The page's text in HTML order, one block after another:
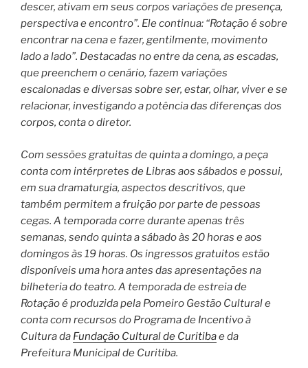
descer, ativam em seus corpos variações de presença,
perspectiva e encontro”. Ele continua: “Rotação é sobre
encontrar na cena e fazer, gentilmente, movimento
lado a lado”. Destacadas no entre da cena, as escadas,
que preenchem o cenário, fazem variações
escalonadas e diversas sobre ser, estar, olhar, viver e se
relacionar, investigando a potência das diferenças dos
corpos, conta o diretor.
Com sessões gratuitas de quinta a domingo, a peça
conta com intérpretes de Libras aos sábados e possui,
em sua dramaturgia, aspectos descritivos, que
também permitem a fruição por parte de pessoas
cegas. A temporada corre durante apenas três
semanas, sendo quinta a sábado às 20 horas e aos
domingos às 19 horas. Os ingressos gratuitos estão
disponíveis uma hora antes das apresentações na
bilheteria do teatro. A temporada de estreia de
Rotação é produzida pela Pomeiro Gestão Cultural e
conta com recursos do Programa de Incentivo à
Cultura da Fundação Cultural de Curitibae da
Prefeitura Municipal de Curitiba.